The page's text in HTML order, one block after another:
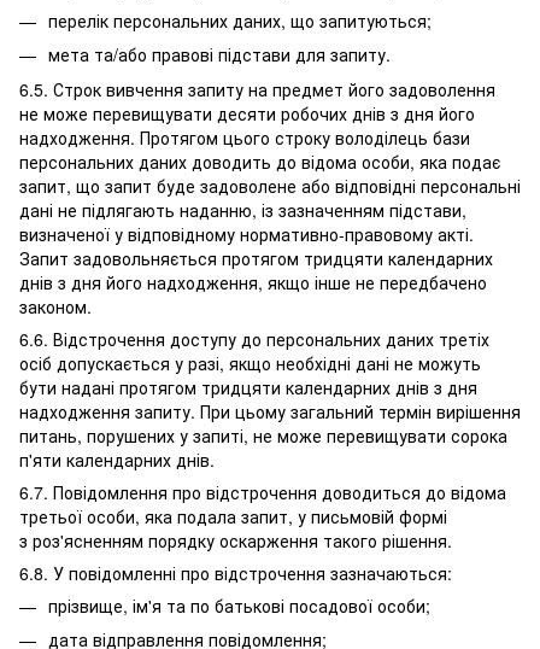
перелік персональних даних, що запитуються;
мета та/або правові підстави для запиту.
6.5. Строк вивчення запиту на предмет його задоволення
не може перевищувати десяти робочих днів з дня його
надходження. Протягом цього строку володілець бази
персональних даних доводить до відома особи, яка подає
запит, що запит буде задоволене або відповідні персональні
дані не підлягають наданню, із зазначенням підстави,
визначеної у відповідному нормативно-правовому акті.
Запит задовольняється протягом тридцяти календарних
днів з дня його надходження, якщо інше не передбачено
законом.
6.6. Відстрочення доступу до персональних даних третіх
осіб допускається у разі, якщо необхідні дані не можуть
бути надані протягом тридцяти календарних днів з дня
надходження запиту. При цьому загальний термін вирішення
питань, порушених у запиті, не може перевищувати сорока
п'яти календарних днів.
6.7. Повідомлення про відстрочення доводиться до відома
третьої особи, яка подала запит, у письмовій формі
з роз'ясненням порядку оскарження такого рішення.
6.8. У повідомленні про відстрочення зазначаються:
прізвище, ім'я та по батькові посадової особи;
дата відправлення повідомлення;